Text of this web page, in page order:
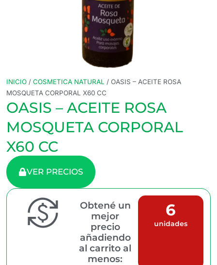
INICIO / COSMETICA NATURAL / OASIS – ACEITE ROSA
MOSQUETA CORPORAL X60 CC
OASIS – ACEITE ROSA
MOSQUETA CORPORAL
X60 CC
VER PRECIOS
Obtené un
mejor
precio
añadiendo
al carrito al
menos:
6
unidades